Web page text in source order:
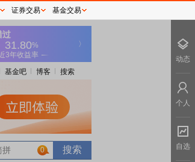
基金吧 博客 搜索
0
证券交易 基金交易
动态
个人
自选